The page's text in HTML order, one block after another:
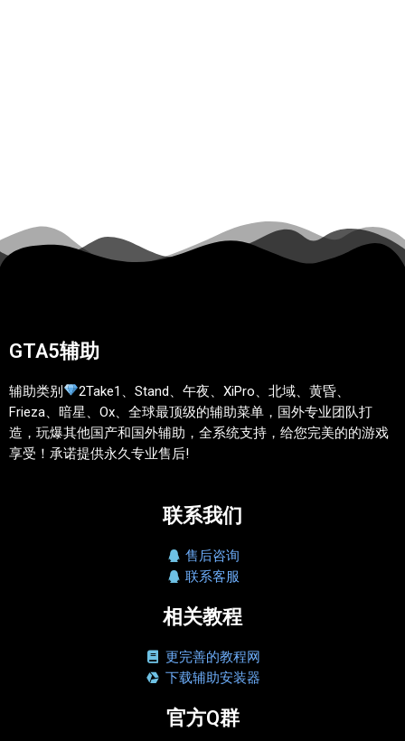
GTA5辅助
辅助类别
2Take1、Stand、午夜、XiPro、北域、黄昏、
Frieza、暗星、Ox、全球最顶级的辅助菜单，国外专业团队打
造，玩爆其他国产和国外辅助，全系统支持，给您完美的的游戏
享受！承诺提供永久专业售后!
联系我们
售后咨询
联系客服
相关教程
更完善的教程网
下载辅助安装器
官方Q群